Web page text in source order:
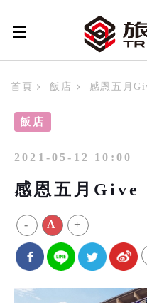
首頁 飯店 感恩五月
飯店
2021-05-12 10:00
感恩五月Give
- A +